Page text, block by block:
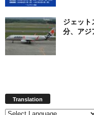
ジェット
分、アジ
Translation